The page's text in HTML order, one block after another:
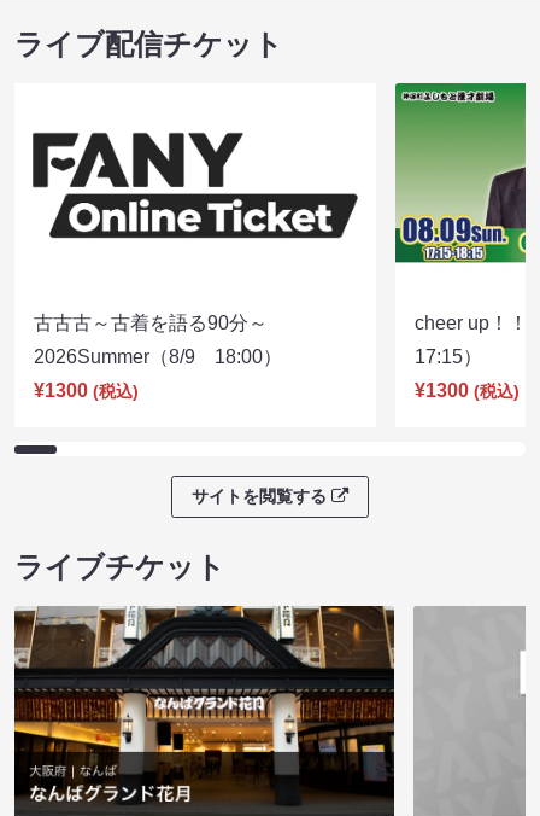
ライブ配信チケット
古古古～古着を語る90分～
2026Summer（8/9 18:00）
¥1300 (税込)
cheer up！
17:15）
¥1300 (税込)
サイトを閲覧する
ライブチケット